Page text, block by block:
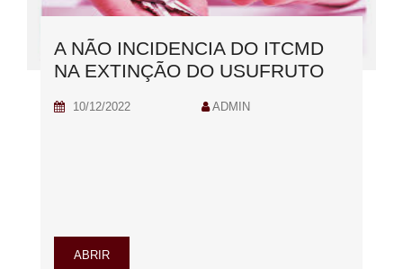
A NÃO INCIDENCIA DO ITCMD
NA EXTINÇÃO DO USUFRUTO
10/12/2022 ADMIN
ABRIR